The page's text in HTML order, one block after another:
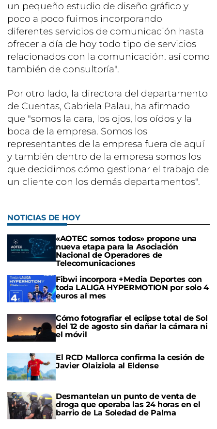
un pequeño estudio de diseño gráfico y
poco a poco fuimos incorporando
diferentes servicios de comunicación hasta
ofrecer a día de hoy todo tipo de servicios
relacionados con la comunicación. así como
también de consultoría".
Por otro lado, la directora del departamento
de Cuentas, Gabriela Palau, ha afirmado
que "somos la cara, los ojos, los oídos y la
boca de la empresa. Somos los
representantes de la empresa fuera de aquí
y también dentro de la empresa somos los
que decidimos cómo gestionar el trabajo de
un cliente con los demás departamentos".
NOTICIAS DE HOY
«AOTEC somos todos» propone una
nueva etapa para la Asociación
Nacional de Operadores de
Telecomunicaciones
Fibwi incorpora +Media Deportes con
toda LALIGA HYPERMOTION por solo 4
euros al mes
Cómo fotografiar el eclipse total de Sol
del 12 de agosto sin dañar la cámara ni
el móvil
El RCD Mallorca confirma la cesión de
Javier Olaiziola al Eldense
Desmantelan un punto de venta de
droga que operaba las 24 horas en el
barrio de La Soledad de Palma